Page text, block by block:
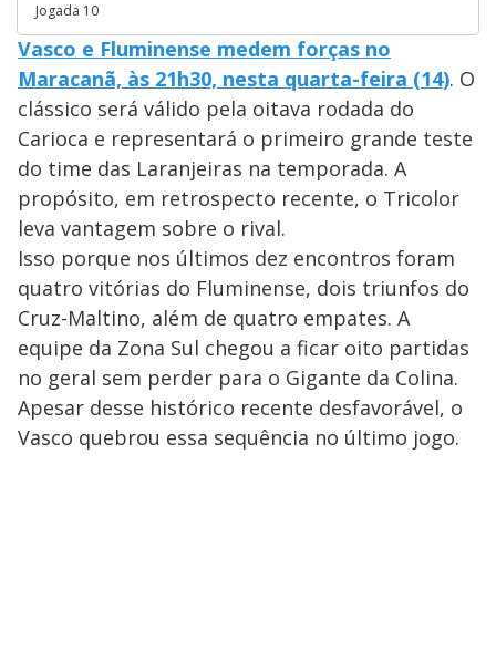
Jogada 10
Vasco e Fluminense medem forças no
Maracanã, às 21h30, nesta quarta-feira (14). O
clássico será válido pela oitava rodada do
Carioca e representará o primeiro grande teste
do time das Laranjeiras na temporada. A
propósito, em retrospecto recente, o Tricolor
leva vantagem sobre o rival.
Isso porque nos últimos dez encontros foram
quatro vitórias do Fluminense, dois triunfos do
Cruz-Maltino, além de quatro empates. A
equipe da Zona Sul chegou a ficar oito partidas
no geral sem perder para o Gigante da Colina.
Apesar desse histórico recente desfavorável, o
Vasco quebrou essa sequência no último jogo.